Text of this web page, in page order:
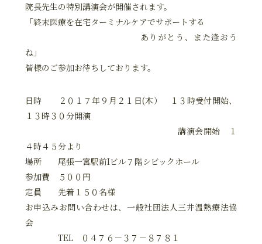
院長先生の特別講演会が開催されます。
「終末医療を在宅ターミナルケアでサポートする
ありがとう、また逢おう
ね」
皆様のご参加お待ちしております。
日時 ２０１７年９月２１日(木） １３時受付開始、
１３時３０分開演
講演会開始 １
４時４５分より
場所 尾張一宮駅前Iビル７階シビックホール
参加費 ５００円
定員 先着１５０名様
お申込みお問い合わせは、一般社団法人三井温熱療法協
会
TEL ０４７６－３７－８７８１